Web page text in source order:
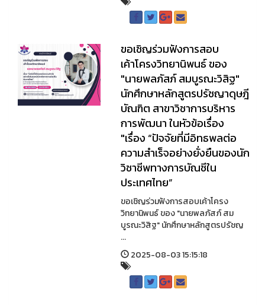
ขอเชิญร่วมฟังการสอบ
เค้าโครงวิทยานิพนธ์ ของ
"นายพลภัสภ์ สมบูรณะวิสิฐ"
นักศึกษาหลักสูตรปรัชญาดุษฎี
บัณฑิต สาขาวิชาการบริหาร
การพัฒนา ในหัวข้อเรื่อง
"เรื่อง “ปัจจัยที่มีอิทธพลต่อ
ความสำเร็จอย่างยั่งยืนของนัก
วิชาชีพทางการบัณชีใน
ประเทศไทย”
ขอเชิญร่วมฟังการสอบเค้าโครง
วิทยานิพนธ์ ของ "นายพลภัสภ์ สม
บูรณะวิสิฐ" นักศึกษาหลักสูตรปรัชญ
...
2025-08-03 15:15:18